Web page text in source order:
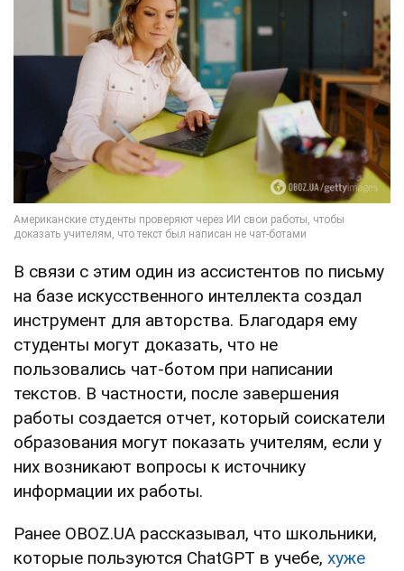
В связи с этим один из ассистентов по письму
на базе искусственного интеллекта создал
инструмент для авторства. Благодаря ему
студенты могут доказать, что не
пользовались чат-ботом при написании
текстов. В частности, после завершения
работы создается отчет, который соискатели
образования могут показать учителям, если у
них возникают вопросы к источнику
информации их работы.
Ранее OBOZ.UA рассказывал, что школьники,
которые пользуются ChatGPT в учебе, хуже